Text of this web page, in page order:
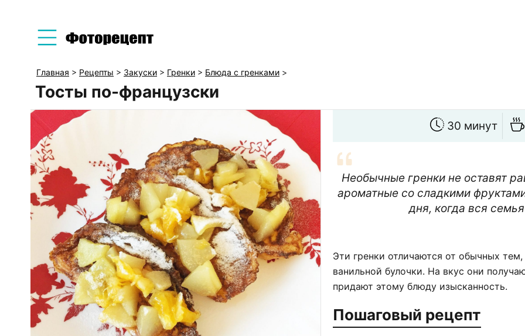
Главная > Рецепты > Закуски > Гренки > Блюда с гренками >
Тосты по-французски
30 минут
Необычные гренки не оставят
ароматные со сладкими
дня, когда вся
Эти гренки отличаются от обычных тем,
ванильной булочки. На вкус они
придают этому блюду изысканность.
Пошаговый рецепт